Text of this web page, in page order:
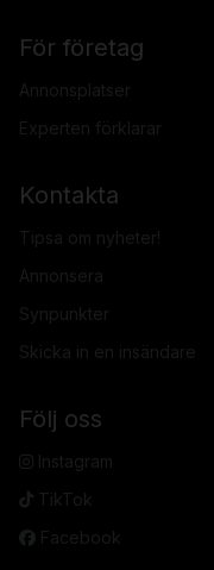
För företag
Annonsplatser
Experten förklarar
Kontakta
Tipsa om nyheter!
Annonsera
Synpunkter
Skicka in en insändare
Följ oss
Instagram
TikTok
Facebook